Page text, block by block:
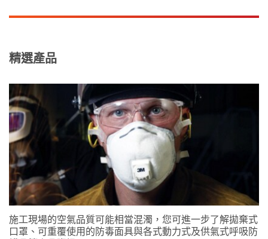
精選產品
施工現場的空氣品質可能相當混濁，您可進一步了解拋棄式
口罩、可重覆使用的防毒面具與各式動力式及供氣式呼吸防